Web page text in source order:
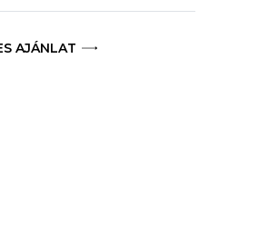
AJÁNLAT